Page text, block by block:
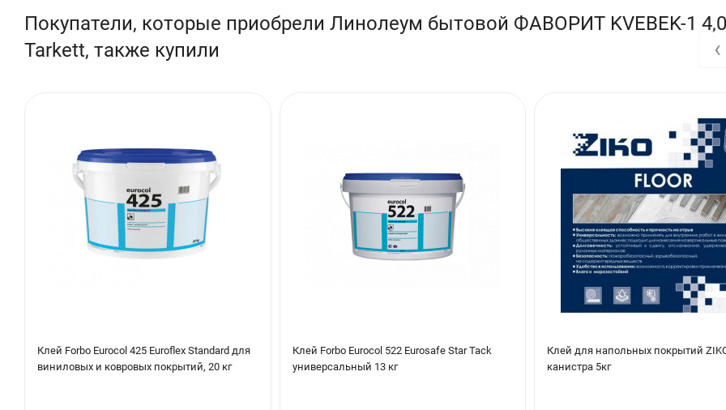
Покупатели, которые приобрели Линолеум бытовой ФАВОРИТ KVEBEK-1
Tarkett, также купили
Клей Forbo Eurocol 425 Euroflex Standard для
виниловых и ковровых покрытий, 20 кг
Клей Forbo Eurocol 522 Eurosafe Star Tack
универсальный 13 кг
Клей для напольных покрытий
канистра 5кг
‹